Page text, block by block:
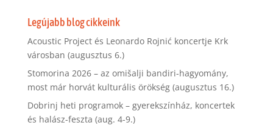
Legújabb blog cikkeink
Acoustic Project és Leonardo Rojnić koncertje Krk
városban (augusztus 6.)
Stomorina 2026 – az omišalji bandiri-hagyomány,
most már horvát kulturális örökség (augusztus 16.)
Dobrinj heti programok – gyerekszínház, koncertek
és halász-feszta (aug. 4-9.)